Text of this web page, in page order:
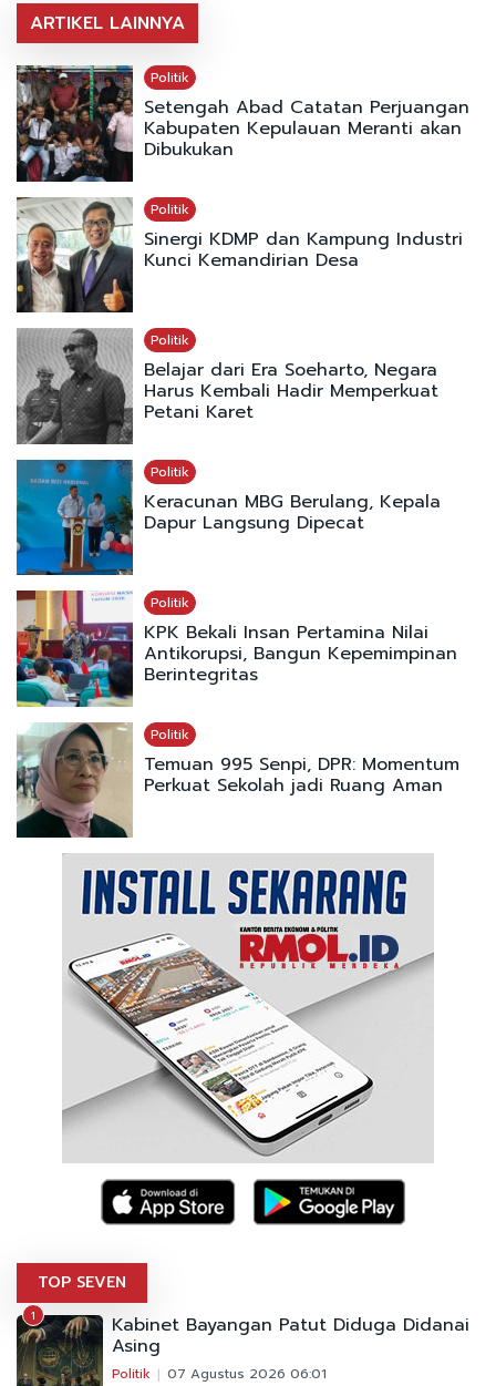
ARTIKEL LAINNYA
Politik
Setengah Abad Catatan Perjuangan
Kabupaten Kepulauan Meranti akan
Dibukukan
Politik
Sinergi KDMP dan Kampung Industri
Kunci Kemandirian Desa
Politik
Belajar dari Era Soeharto, Negara
Harus Kembali Hadir Memperkuat
Petani Karet
Politik
Keracunan MBG Berulang, Kepala
Dapur Langsung Dipecat
Politik
KPK Bekali Insan Pertamina Nilai
Antikorupsi, Bangun Kepemimpinan
Berintegritas
Politik
Temuan 995 Senpi, DPR: Momentum
Perkuat Sekolah jadi Ruang Aman
TOP SEVEN
1 Kabinet Bayangan Patut Diduga Didanai
Asing
Politik 07 Agustus 2026 06:01